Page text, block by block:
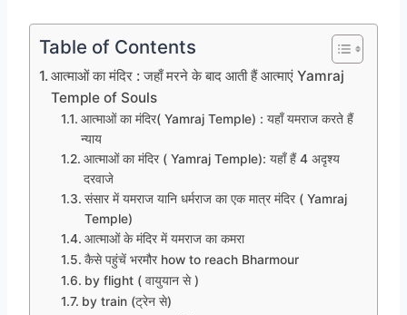
Table of Contents
आत्माओं का मंदिर : जहाँ मरने के बाद आती हैं आत्माएं Yamraj
Temple of Souls
आत्माओं का मंदिर( Yamraj Temple) : यहाँ यमराज करते हैं
न्याय
आत्माओं का मंदिर ( Yamraj Temple): यहाँ हैं 4 अदृश्य
दरवाजे
संसार में यमराज यानि धर्मराज का एक मात्र मंदिर ( Yamraj
Temple)
आत्माओं के मंदिर में यमराज का कमरा
कैसे पहुंचें भरमौर how to reach Bharmour
by flight ( वायुयान से )
by train (ट्रेन से)